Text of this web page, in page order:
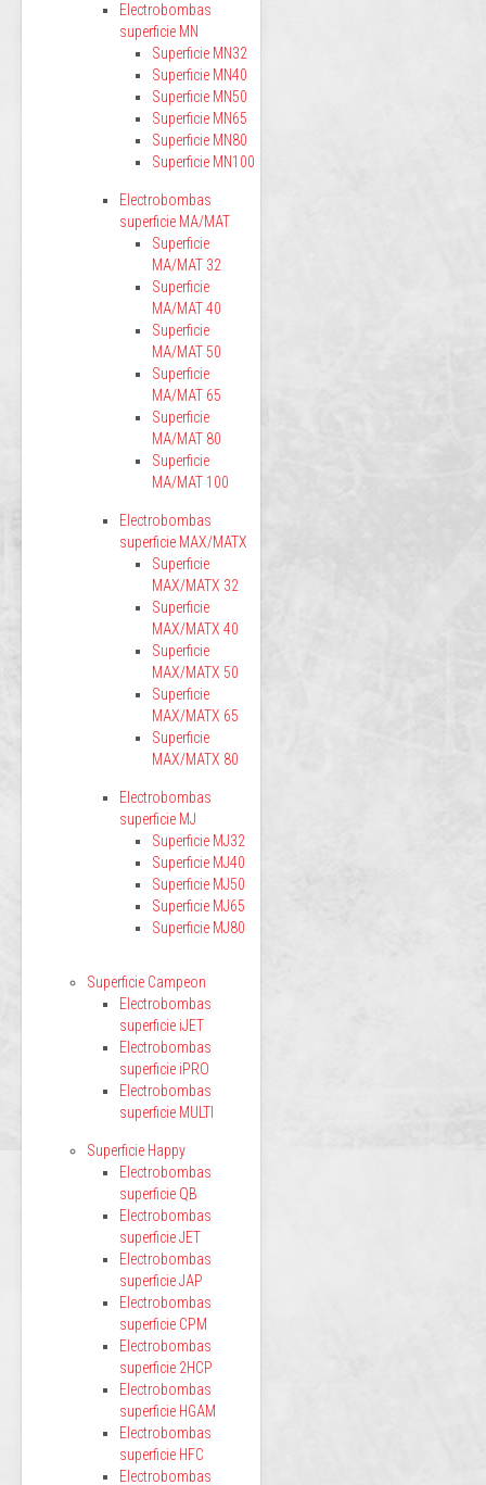
Electrobombas
superficie MN
Superficie MN32
Superficie MN40
Superficie MN50
Superficie MN65
Superficie MN80
Superficie MN100
Electrobombas
superficie MA/MAT
Superficie
MA/MAT 32
Superficie
MA/MAT 40
Superficie
MA/MAT 50
Superficie
MA/MAT 65
Superficie
MA/MAT 80
Superficie
MA/MAT 100
Electrobombas
superficie MAX/MATX
Superficie
MAX/MATX 32
Superficie
MAX/MATX 40
Superficie
MAX/MATX 50
Superficie
MAX/MATX 65
Superficie
MAX/MATX 80
Electrobombas
superficie MJ
Superficie MJ32
Superficie MJ40
Superficie MJ50
Superficie MJ65
Superficie MJ80
Superficie Campeon
Electrobombas
superficie iJET
Electrobombas
superficie iPRO
Electrobombas
superficie MULTI
Superficie Happy
Electrobombas
superficie QB
Electrobombas
superficie JET
Electrobombas
superficie JAP
Electrobombas
superficie CPM
Electrobombas
superficie 2HCP
Electrobombas
superficie HGAM
Electrobombas
superficie HFC
Electrobombas